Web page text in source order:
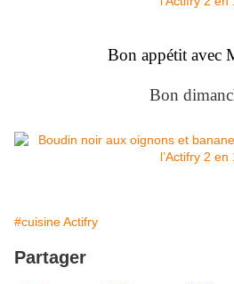
Bon appétit avec
Bon
#cuisine Actifry
Partager